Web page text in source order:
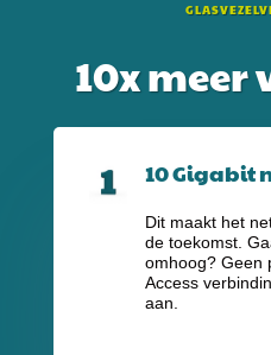
10x meer
10 Gigabit
Dit maakt het
de toekomst.
omhoog? Geen
Access
aan.